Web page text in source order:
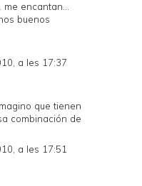
me encantan...
buenos
a les 17:37
que tienen
combinación de
a les 17:51